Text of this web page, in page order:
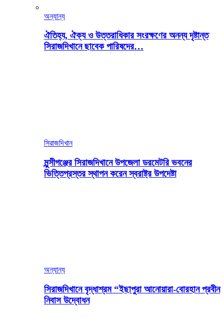
অন্যান্য
ঐতিহ্য, ঐক্য ও উত্তরাধিকার সংরক্ষণের অনন্য দৃষ্টান্ত
সিরাজদিখানে ছাবেক পারিষদের…
সিরাজদিখান
মুন্সীগঞ্জের সিরাজদিখানে উপজেলা ডরমেটরি ভবনের
ভিত্তিপ্রস্তর স্থাপন করেন স্বরাষ্ট্র উপদেষ্টা
অন্যান্য
সিরাজদিখানে বৃদ্ধাশ্রম “ইছাপুরা আনোয়ারা-বোরহান প্রবীন
নিবাস উদ্বোধন